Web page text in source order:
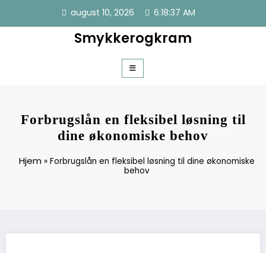
indhold
august 10, 2026 6:18:37 AM
Smykkerogkram
Forbrugslån en fleksibel løsning til
dine økonomiske behov
Hjem »Forbrugslån en fleksibel løsning til dine økonomiske
behov